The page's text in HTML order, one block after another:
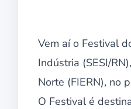
Vem aí o Festival
Indústria (SESI/
Norte (FIERN), no
O Festival é